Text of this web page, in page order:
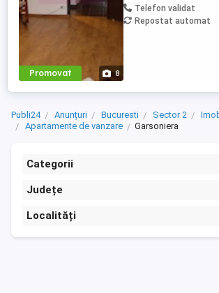
Promovat 8
Telefon validat
Repostat automat
Publi24 Anunțuri Bucuresti Sector 2
Apartamente de vanzare
Garsoniera
Categorii
Județe
Localități